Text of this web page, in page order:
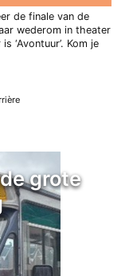
de finale van de
wederom in theater
‘Avontuur’. Kom je
grote